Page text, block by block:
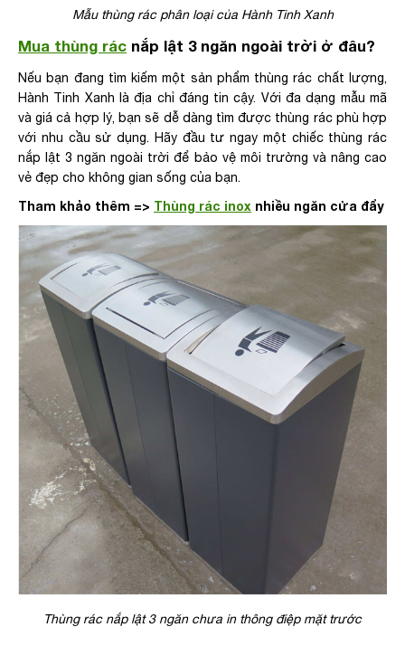
Mẫu thùng rác phân loại của Hành Tinh Xanh
Mua thùng rác nắp lật 3 ngăn ngoài trời ở đâu?
Nếu bạn đang tìm kiếm một sản phẩm thùng rác chất lượng,
Hành Tinh Xanh là địa chỉ đáng tin cậy. Với đa dạng mẫu mã
và giá cả hợp lý, bạn sẽ dễ dàng tìm được thùng rác phù hợp
với nhu cầu sử dụng. Hãy đầu tư ngay một chiếc thùng rác
nắp lật 3 ngăn ngoài trời để bảo vệ môi trường và nâng cao
vẻ đẹp cho không gian sống của bạn.
Tham khảo thêm => Thùng rác inox nhiều ngăn cửa đẩy
Thùng rác nắp lật 3 ngăn chưa in thông điệp mặt trước